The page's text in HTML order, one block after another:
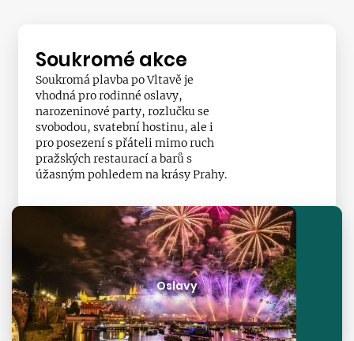
Soukromé akce
Soukromá plavba po Vltavě je
vhodná pro rodinné oslavy,
narozeninové party, rozlučku se
svobodou, svatební hostinu, ale i
pro posezení s přáteli mimo ruch
pražských restaurací a barů s
úžasným pohledem na krásy Prahy.
Oslavy